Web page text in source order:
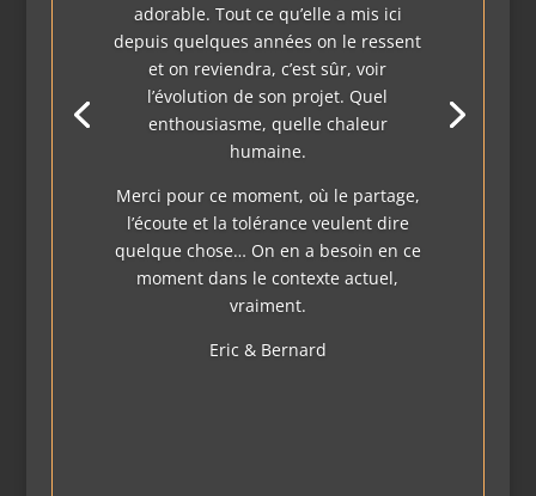
adorable. Tout ce qu’elle a mis ici
depuis quelques années on le ressent
et on reviendra, c’est sûr, voir
l’évolution de son projet. Quel
enthousiasme, quelle chaleur
humaine.
Merci pour ce moment, où le partage,
l’écoute et la tolérance veulent dire
quelque chose… On en a besoin en ce
moment dans le contexte actuel,
vraiment.
Eric & Bernard